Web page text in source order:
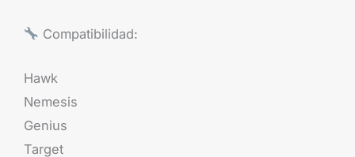
Compatibilidad:
Hawk
Nemesis
Genius
Target